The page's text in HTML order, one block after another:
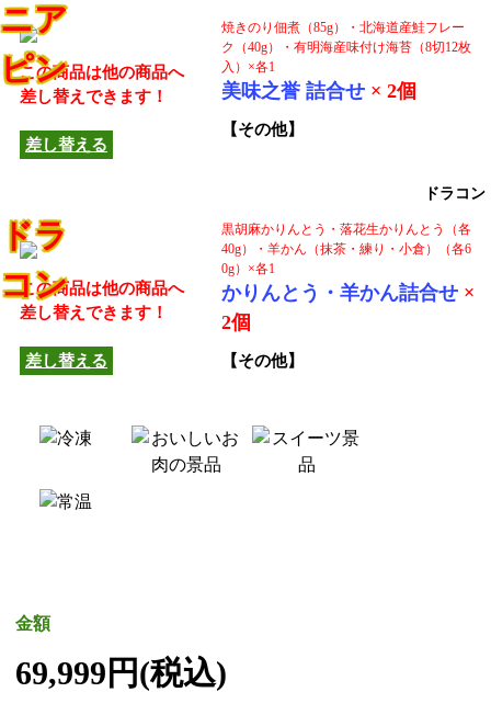
この商品は他の商品へ
差し替えできます！
差し替える
ニア
ピン
焼きのり佃煮（85g）・北海道産鮭フレー
ク（40g）・有明海産味付け海苔（8切12枚
入）×各1
美味之誉 詰合せ × 2個
【その他】
ドラコン
この商品は他の商品へ
差し替えできます！
差し替える
ドラ
コン
黒胡麻かりんとう・落花生かりんとう（各
40g）・羊かん（抹茶・練り・小倉）（各6
0g）×各1
かりんとう・羊かん詰合せ ×
2個
【その他】
金額
69,999円(税込)